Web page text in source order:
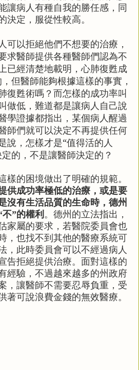
讓病人有種自我的勝任感，同
決定，服從性較高。
可以拒絕他們不想要的治療，
求醫師提供各種醫師們認為不
已經清楚地載明，心肺復甦成
，但醫師能夠根據這樣的事實，
復甦術嗎？而怎樣的成功率叫
做低，難道都是讓病人自己說
學證據都指出，某個病人醒過
師們就可以決定不再提供任何
說，怎樣才是“值得活的人
的，不是讓醫師決定的？
樣的困境做出了明確的規範。
供成功率極低的治療，或是要
沒有生活品質的生命時，德州
”的權利 。德州的立法指出，
家屬的要求，若醫院委員會也
，也找不到其他的醫療系統可
，此時委員會可以不經過病人
告拒絕提供治療。面對這樣的
經驗，不過越來越多的州政府
，讓醫師不需要忍辱負重，受
著可說浪費金錢的無效醫療。